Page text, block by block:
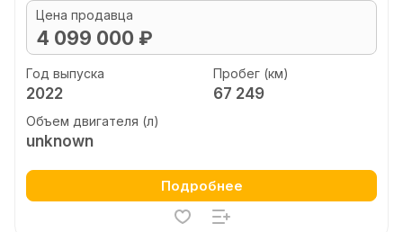
Цена продавца
4 099 000 ₽
Год выпуска
2022
Пробег (км)
67 249
Объем двигателя (л)
unknown
Подробнее